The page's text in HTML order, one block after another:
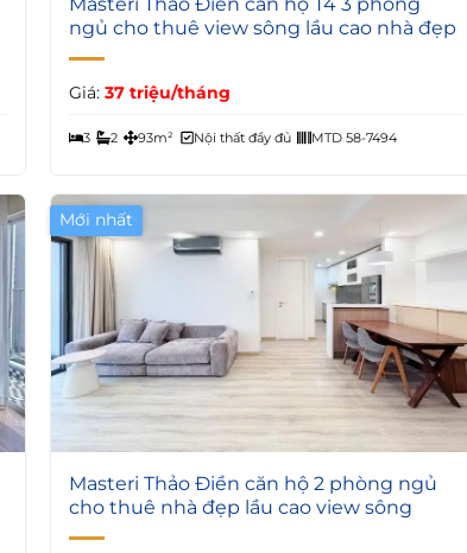
ngủ cho thuê view sông lầu cao nhà đẹp
Giá:37 triệu/tháng
3 2 93m² Nội thất đầy đủ MTD 58-7494
Mới nhất
5
Masteri Thảo Điền căn hộ 2 phòng ngủ
cho thuê nhà đẹp lầu cao view sông